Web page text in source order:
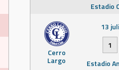
Estadio
Cerro
Largo
13
1
Estadio